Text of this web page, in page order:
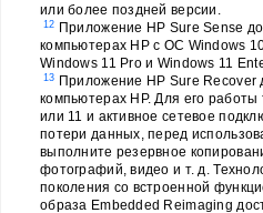
или более поздней версии.
12 Приложение HP Sure Sense
компьютерах HP с ОС Windows
Windows 11 Pro и Windows 11
13 Приложение HP Sure Recover
компьютерах HP. Для его
или 11 и активное сетевое
потери данных, перед
выполните резервное
фотографий, видео и т. д.
поколения со встроенной
образа Embedded Reimaging